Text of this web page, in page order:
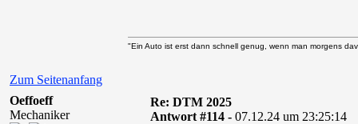
Zum Seitenanfang
"Ein Auto ist erst dann schnell genug, wenn man morgens
Oeffoeff
Mechaniker
Re: DTM 2025
Antwort #114 - 07.12.24 um 23:25:14